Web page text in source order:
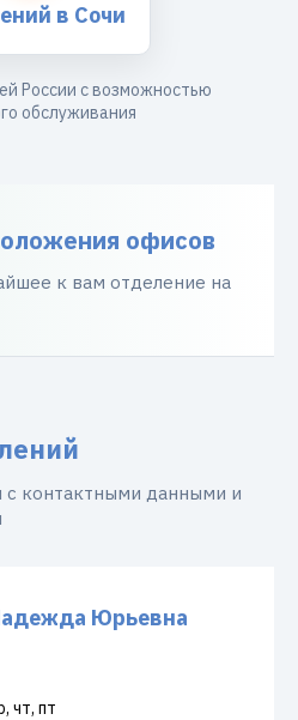
в Сочи
России с возможностью
обслуживания
офисов
к вам отделение на
с контактными данными и
Юрьевна
чт, пт